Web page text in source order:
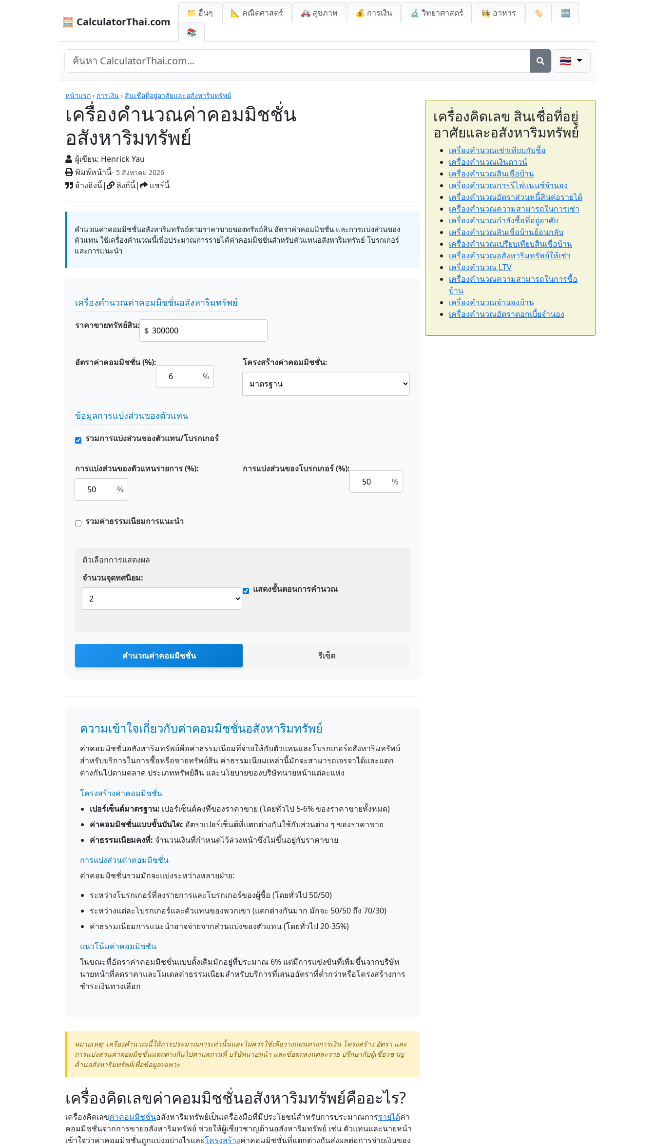
🧮 CalculatorThai.com
📁 อื่นๆ 📐 คณิตศาสตร์ 🚑 สุขภาพ 💰 การเงิน 🔬 วิทยาศาสตร์ 👩‍🍳 อาหาร 🏷️
🆕
📚
🇹🇭
หน้าแรก › การเงิน › สินเชื่อที่อยู่อาศัยและอสังหาริมทรัพย์
เครื่องคำนวณค่าคอมมิชชั่น
อสังหาริมทรัพย์
ผู้เขียน: Henrick Yau
พิมพ์หน้านี้- 5 สิงหาคม 2026
อ้างอิงนี้| ลิงก์นี้| แชร์นี้
เครื่องคิดเลข
คำนวณค่าคอมมิชชั่นอสังหาริมทรัพย์ตามราคาขายของทรัพย์สิน อัตราค่าคอมมิชชั่น และการแบ่งส่วนของ
ตัวแทน ใช้เครื่องคำนวณนี้เพื่อประมาณการรายได้ค่าคอมมิชชั่นสำหรับตัวแทนอสังหาริมทรัพย์ โบรกเกอร์
และการแนะนำ
เครื่องคำนวณค่าคอมมิชชั่นอสังหาริมทรัพย์
ราคาขายทรัพย์สิน: $
อัตราค่าคอมมิชชั่น (%):
%
โครงสร้างค่าคอมมิชชั่น:
ข้อมูลการแบ่งส่วนของตัวแทน
รวมการแบ่งส่วนของตัวแทน/โบรกเกอร์
การแบ่งส่วนของตัวแทนรายการ (%):
%
การแบ่งส่วนของโบรกเกอร์ (%):
%
รวมค่าธรรมเนียมการแนะนำ
ตัวเลือกการแสดงผล
จำนวนจุดทศนิยม:
แสดงขั้นตอนการคำนวณ
คำนวณค่าคอมมิชชั่น รีเซ็ต
ความเข้าใจเกี่ยวกับค่าคอมมิชชั่นอสังหาริมทรัพย์
ค่าคอมมิชชั่นอสังหาริมทรัพย์คือค่าธรรมเนียมที่จ่ายให้กับตัวแทนและโบรกเกอร์อสังหาริมทรัพย์
สำหรับบริการในการซื้อหรือขายทรัพย์สิน ค่าธรรมเนียมเหล่านี้มักจะสามารถเจรจาได้และแตก
ต่างกันไปตามตลาด ประเภททรัพย์สิน และนโยบายของบริษัทนายหน้าแต่ละแห่ง
โครงสร้างค่าคอมมิชชั่น
เปอร์เซ็นต์มาตรฐาน: เปอร์เซ็นต์คงที่ของราคาขาย (โดยทั่วไป 5-6% ของราคาขายทั้งหมด)
ค่าคอมมิชชั่นแบบขั้นบันได: อัตราเปอร์เซ็นต์ที่แตกต่างกันใช้กับส่วนต่าง ๆ ของราคาขาย
ค่าธรรมเนียมคงที่: จำนวนเงินที่กำหนดไว้ล่วงหน้าซึ่งไม่ขึ้นอยู่กับราคาขาย
การแบ่งส่วนค่าคอมมิชชั่น
ค่าคอมมิชชั่นรวมมักจะแบ่งระหว่างหลายฝ่าย:
ระหว่างโบรกเกอร์ที่ลงรายการและโบรกเกอร์ของผู้ซื้อ (โดยทั่วไป 50/50)
ระหว่างแต่ละโบรกเกอร์และตัวแทนของพวกเขา (แตกต่างกันมาก มักจะ 50/50 ถึง 70/30)
ค่าธรรมเนียมการแนะนำอาจจ่ายจากส่วนแบ่งของตัวแทน (โดยทั่วไป 20-35%)
แนวโน้มค่าคอมมิชชั่น
ในขณะที่อัตราค่าคอมมิชชั่นแบบดั้งเดิมมักอยู่ที่ประมาณ 6% แต่มีการแข่งขันที่เพิ่มขึ้นจากบริษัท
นายหน้าที่ลดราคาและโมเดลค่าธรรมเนียมสำหรับบริการที่เสนออัตราที่ต่ำกว่าหรือโครงสร้างการ
ชำระเงินทางเลือก
หมายเหตุ: เครื่องคำนวณนี้ให้การประมาณการเท่านั้นและไม่ควรใช้เพื่อวางแผนทางการเงิน โครงสร้าง อัตรา และ
การแบ่งส่วนค่าคอมมิชชั่นแตกต่างกันไปตามสถานที่ บริษัทนายหน้า และข้อตกลงแต่ละราย ปรึกษากับผู้เชี่ยวชาญ
ด้านอสังหาริมทรัพย์เพื่อข้อมูลเฉพาะ
เครื่องคิดเลขค่าคอมมิชชั่นอสังหาริมทรัพย์คืออะไร?
เครื่องคิดเลขค่าคอมมิชชั่นอสังหาริมทรัพย์เป็นเครื่องมือที่มีประโยชน์สำหรับการประมาณการรายได้ค่า
คอมมิชชั่นจากการขายอสังหาริมทรัพย์ ช่วยให้ผู้เชี่ยวชาญด้านอสังหาริมทรัพย์ เช่น ตัวแทนและนายหน้า
เข้าใจว่าค่าคอมมิชชั่นถูกแบ่งอย่างไรและโครงสร้างค่าคอมมิชชั่นที่แตกต่างกันส่งผลต่อการจ่ายเงินของ
เครื่องคิดเลข สินเชื่อที่อยู่
อาศัยและอสังหาริมทรัพย์
เครื่องคำนวณเช่าเทียบกับซื้อ
เครื่องคำนวณเงินดาวน์
เครื่องคำนวณสินเชื่อบ้าน
เครื่องคำนวณการรีไฟแนนซ์จำนอง
เครื่องคำนวณอัตราส่วนหนี้สินต่อรายได้
เครื่องคำนวณความสามารถในการเช่า
เครื่องคำนวณกำลังซื้อที่อยู่อาศัย
เครื่องคำนวณสินเชื่อบ้านย้อนกลับ
เครื่องคำนวณเปรียบเทียบสินเชื่อบ้าน
เครื่องคำนวณอสังหาริมทรัพย์ให้เช่า
เครื่องคำนวณ LTV
เครื่องคำนวณความสามารถในการซื้อ
บ้าน
เครื่องคำนวณจำนองบ้าน
เครื่องคำนวณอัตราดอกเบี้ยจำนอง